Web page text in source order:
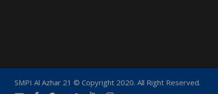
SMPI Al Azhar 21 © Copyright 2020. All Right Reserved.